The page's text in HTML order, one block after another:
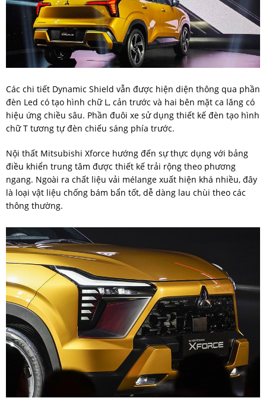
Các chi tiết Dynamic Shield vẫn được hiện diện thông qua phần
đèn Led có tạo hình chữ L, cản trước và hai bên mặt ca lăng có
hiệu ứng chiều sâu. Phần đuôi xe sử dụng thiết kế đèn tạo hình
chữ T tương tự đèn chiếu sáng phía trước.
Nội thất Mitsubishi Xforce hướng đến sự thực dụng với bảng
điều khiển trung tâm được thiết kế trải rộng theo phương
ngang. Ngoài ra chất liệu vải mélange xuất hiện khá nhiều, đây
là loại vật liệu chống bám bẩn tốt, dễ dàng lau chùi theo các
thông thường.